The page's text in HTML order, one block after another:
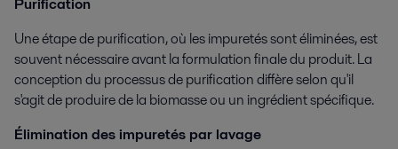
Une étape de purification, où les impuretés sont éliminées, est
souvent nécessaire avant la formulation finale du produit. La
conception du processus de purification diffère selon qu'il
s'agit de produire de la biomasse ou un ingrédient spécifique.
Élimination des impuretés par lavage